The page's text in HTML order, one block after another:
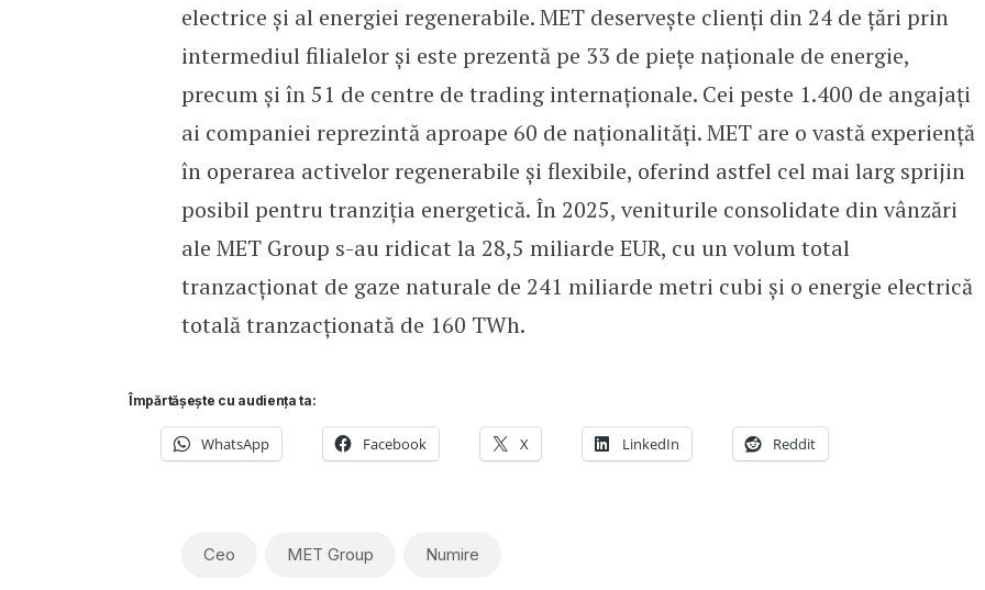
electrice și al energiei regenerabile. MET deservește clienți din 24 de țări prin
intermediul filialelor și este prezentă pe 33 de piețe naționale de energie,
precum și în 51 de centre de trading internaționale. Cei peste 1.400 de angajați
ai companiei reprezintă aproape 60 de naționalități. MET are o vastă experiență
în operarea activelor regenerabile și flexibile, oferind astfel cel mai larg sprijin
posibil pentru tranziția energetică. În 2025, veniturile consolidate din vânzări
ale MET Group s-au ridicat la 28,5 miliarde EUR, cu un volum total
tranzacționat de gaze naturale de 241 miliarde metri cubi și o energie electrică
totală tranzacționată de 160 TWh.
Împărtășește cu audiența ta:
WhatsApp Facebook X LinkedIn Reddit
Ceo MET Group Numire